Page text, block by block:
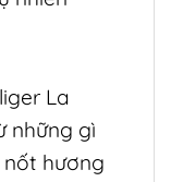
La
những gì
hương